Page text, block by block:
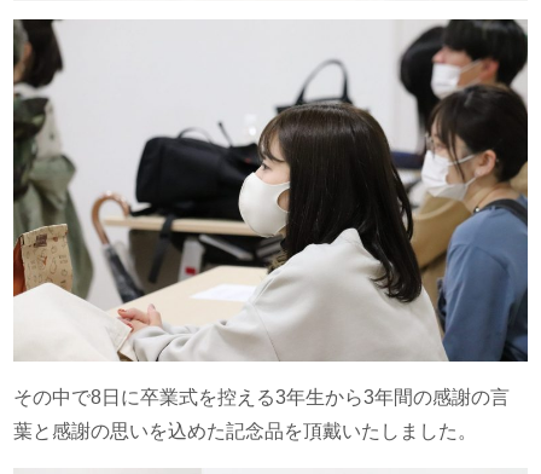
その中で8日に卒業式を控える3年生から3年間の感謝の言
葉と感謝の思いを込めた記念品を頂戴いたしました。